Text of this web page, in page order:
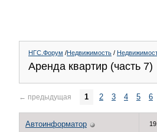
НГС.Форум /Недвижимость /
Аренда квартир (часть 7)
← предыдущая 1 2 3 4 5 6
Автоинформатор